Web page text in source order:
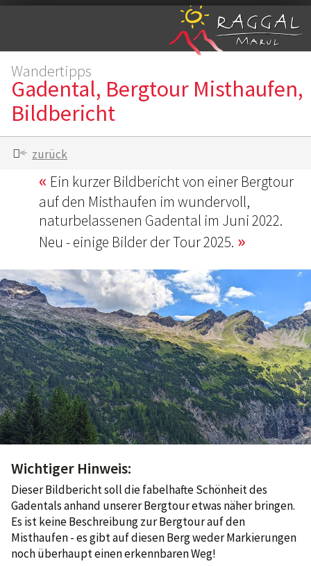
Wandertipps
Gadental, Bergtour Misthaufen,
Bildbericht
zurück
Ein kurzer Bildbericht von einer Bergtour
auf den Misthaufen im wundervoll,
naturbelassenen Gadental im Juni 2022.
Neu - einige Bilder der Tour 2025.
Wichtiger Hinweis:
Dieser Bildbericht soll die fabelhafte Schönheit des
Gadentals anhand unserer Bergtour etwas näher bringen.
Es ist keine Beschreibung zur Bergtour auf den
Misthaufen - es gibt auf diesen Berg weder Markierungen
noch überhaupt einen erkennbaren Weg!